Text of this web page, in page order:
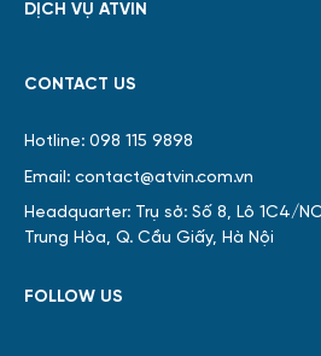
DỊCH VỤ ATVIN
CONTACT US
Hotline: 098 115 9898
Email: contact@atvin.com.vn
Headquarter: Trụ sở: Số 8, Lô 1C4/
Trung Hòa, Q. Cầu Giấy, Hà Nội
FOLLOW US